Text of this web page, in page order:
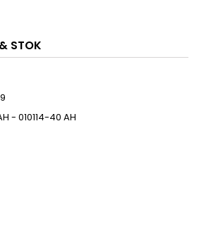
STOK
- 010114-40 AH